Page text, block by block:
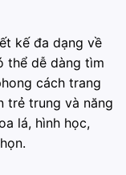
kế đa dạng về
thể dễ dàng tìm
cách trang
trẻ trung và năng
lá, hình học,